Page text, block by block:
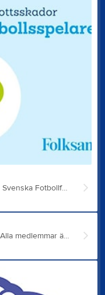
Du som är aktiv i en förening som ingår i Svenska Fotbollförbundet omfattas av en idrottsförsäkring. Den ger dig ett bra grundskydd, till exempel om du råkar ut för en skada under träning eller match. I din idrottsförsäkring ingår också tjänsten Råd och Vård för idrottsskador. Hit ringer du för att prata med en fysioterapeut om hur du förebygger, behandlar och anmäler idrottsskador. Fysioterapeuten gör en första bedömning på telefon och vid behov kan du i vissa fall ha rätt till vidare bedömning och bokad tid till en fysioterapeut eller läkare. I försäkringen ingår två besök till fysioterapeut och ett besök till läkare. Ring 020-44 11 11 och boka tid för en första bedömning via telefon. Folksam - Råd och Vård
Den 18 februari, kl 18.00 är det årsmöte. Alla medlemmar är välkomna till påskbergsgården. Årsmötet är föreningens högsta beslutande organ. Alla medlemmar från 12 år har rösträtt. Ärenden till årsmötet ska vara inkomna till styrelsen senast 4 veckor innan mötet. Årsmöteshandlingar kommer finnas på hemsidan senast 10 dagar innan mötet. Årsmöteshandlingar kommer även finnas i samlingslokalen på påskbergsgården. Förslag till styrelse eller annan befattning kan skickas in till fotboll@varbergsgif.se